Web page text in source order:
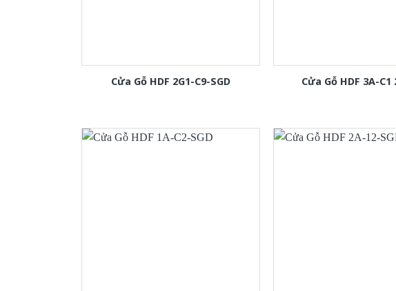
Cửa Gỗ HDF 2G1-C9-SGD Cửa Gỗ HDF 3A-C1